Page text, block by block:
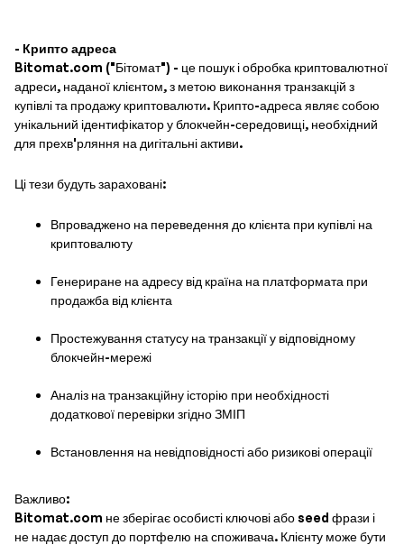
- Крипто адреса
Bitomat.com ("Бітомат") - це пошук і обробка криптовалютної
адреси, наданої клієнтом, з метою виконання транзакцій з
купівлі та продажу криптовалюти. Крипто-адреса являє собою
унікальний ідентифікатор у блокчейн-середовищі, необхідний
для прехв'рляння на дигітальні активи.
Ці тези будуть зараховані:
Впроваджено на переведення до клієнта при купівлі на
криптовалюту
Генериране на адресу від країна на платформата при
продажба від клієнта
Простежування статусу на транзакції у відповідному
блокчейн-мережі
Аналіз на транзакційну історію при необхідності
додаткової перевірки згідно ЗМІП
Встановлення на невідповідності або ризикові операції
Важливо:
Bitomat.com не зберігає особисті ключові або seed фрази і
не надає доступ до портфелю на споживача. Клієнту може бути